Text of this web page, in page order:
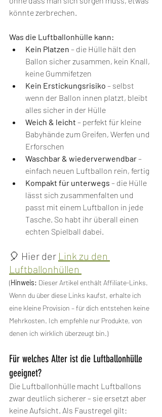
könnte zerbrechen.
Was die Luftballonhülle kann:
Kein Platzen – die Hülle hält den
Ballon sicher zusammen, kein Knall,
keine Gummifetzen
Kein Erstickungsrisiko – selbst
wenn der Ballon innen platzt, bleibt
alles sicher in der Hülle
Weich & leicht – perfekt für kleine
Babyhände zum Greifen, Werfen und
Erforschen
Waschbar & wiederverwendbar –
einfach neuen Luftballon rein, fertig
Kompakt für unterwegs – die Hülle
lässt sich zusammenfalten und
passt mit einem Luftballon in jede
Tasche. So habt ihr überall einen
echten Spielball dabei.
🎈 Hier der Link zu den
Luftballonhüllen
(Hinweis: Dieser Artikel enthält Affiliate-Links.
Wenn du über diese Links kaufst, erhalte ich
eine kleine Provision – für dich entstehen keine
Mehrkosten. Ich empfehle nur Produkte, von
denen ich wirklich überzeugt bin.)
Für welches Alter ist die Luftballonhülle
geeignet?
Die Luftballonhülle macht Luftballons
zwar deutlich sicherer – sie ersetzt aber
keine Aufsicht. Als Faustregel gilt: